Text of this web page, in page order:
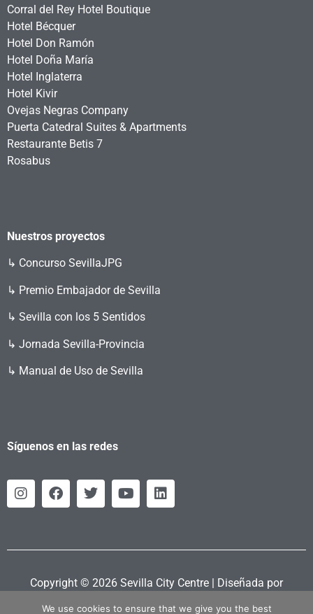
Corral del Rey Hotel Boutique
Hotel Bécquer
Hotel Don Ramón
Hotel Doña María
Hotel Inglaterra
Hotel Kivir
Ovejas Negras Company
Puerta Catedral Suites & Apartments
Restaurante Betis 7
Rosabus
Nuestros proyectos
↳ Concurso SevillaJPG
↳ Premio Embajador de Sevilla
↳ Sevilla con los 5 Sentidos
↳ Jornada Sevilla-Provincia
↳ Manual de Uso de Sevilla
Síguenos en las redes
Copyright © 2026 Sevilla City Centre | Diseñada por
We use cookies to ensure that we give you the best